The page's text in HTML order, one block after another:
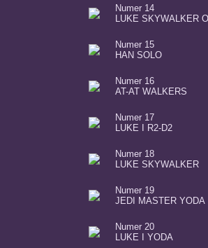
Numer 14
LUKE SKYWALKER
Numer 15
HAN SOLO
Numer 16
AT-AT WALKERS
Numer 17
LUKE I R2-D2
Numer 18
LUKE SKYWALKER
Numer 19
JEDI MASTER YODA
Numer 20
LUKE I YODA